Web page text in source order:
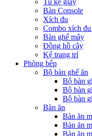
Tủ kệ giầy
Bàn Console
Xích đu
Combo xích
Bàn ghế mây
Đồng hồ cây
Kệ trang trí
Phòng bếp
Bộ bàn ghế ăn
Bộ bàn
Bộ bàn
Bộ bàn
Bàn ăn
Bàn ăn
Bàn ăn
Bàn ăn